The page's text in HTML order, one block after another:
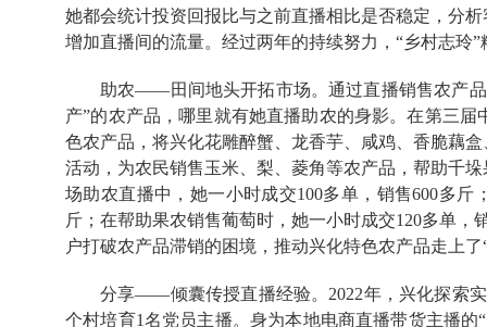
她都会统计投资回报比与之前直播相比是否稳定，分
增加直播间的流量。经过两年的持续努力，“乡村志玲
助农——田间地头开拓市场。通过直播销售农产
产”的农产品，哪里就有她直播助农的身影。在第三
色农产品，将兴化花雕醉蟹、龙香芋、咸鸡、香脆藕
活动，为农民销售玉米、梨、菱角等农产品，帮助千
场助农直播中，她一小时成交100多单，销售600多
斤；在帮助果农销售葡萄时，她一小时成交120多单
户打破农产品滞销的困境，推动兴化特色农产品走上
分享——倾囊传授直播经验。2022年，兴化探索
个村培育1名党员主播。身为本地电商直播带货主播